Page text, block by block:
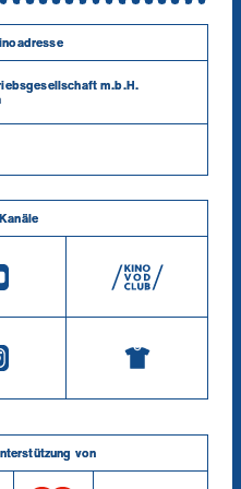
m.b.H.
von